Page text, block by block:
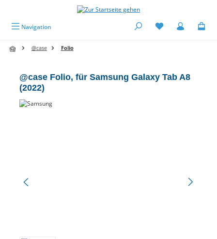
Navigation
@case Folio
@case Folio, für Samsung Galaxy Tab A8
(2022)